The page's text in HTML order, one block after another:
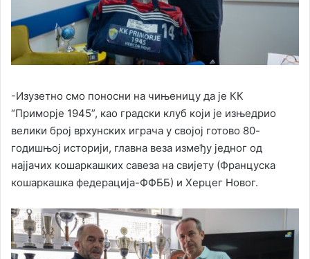
-Изузетно смо поносни на чињеницу да је КК
“Приморје 1945”, као градски клуб који је изњедрио
велики број врхунских играча у својој готово 80-
годишњој историји, главна веза између једног од
најјачих кошаркашких савеза на свијету (Француска
кошаркашка федерација-ФФББ) и Херцег Новог.